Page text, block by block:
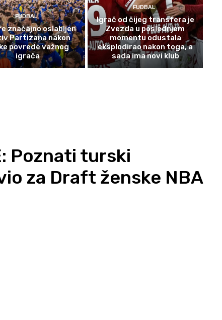
FUDBAL
značajno oslabljen
Partizana nakon
povrede važnog
igrača
FUDBAL
Igrač od čijeg transfera je
Zvezda u poslednjem
momentu odustala
eksplodirao nakon toga, a
sada ima novi klub